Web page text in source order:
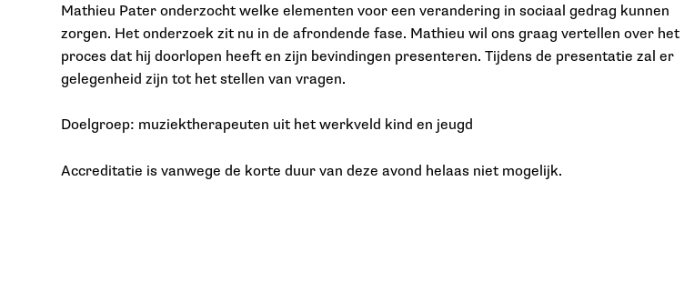
Mathieu Pater onderzocht welke elementen voor een verandering in sociaal gedrag kunnen
zorgen. Het onderzoek zit nu in de afrondende fase. Mathieu wil ons graag vertellen over het
proces dat hij doorlopen heeft en zijn bevindingen presenteren. Tijdens de presentatie zal er
gelegenheid zijn tot het stellen van vragen.
Doelgroep: muziektherapeuten uit het werkveld kind en jeugd
Accreditatie is vanwege de korte duur van deze avond helaas niet mogelijk.